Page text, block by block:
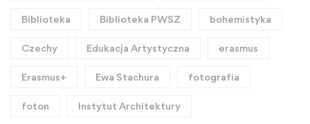
Biblioteka Biblioteka PWSZ bohemistyka
Czechy Edukacja Artystyczna erasmus
Erasmus+ Ewa Stachura fotografia
foton Instytut Architektury